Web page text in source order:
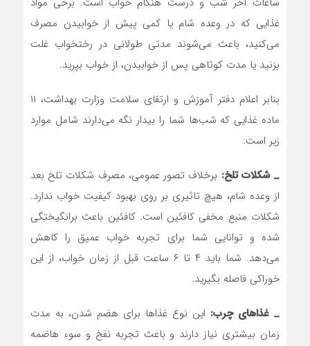
غذایی که در وعده‌ شام یا کمی پیش از خوابیدن مصرف
می‌کنید، باعث می‌شوند مدتی طولانی در رختخواب غلت
بزنید یا مدت کوتاهی پس از خوابیدن، از خواب بپرید.
بنابر اعلام دفتر آموزش و ارتقای سلامت وزارت بهداشت، ۱۱
ماده غذایی که شب‌ها شما را بیدار نگه می‌دارند شامل موارد
زیر است:
_ شکلات تلخ: برخلاف تصور عمومی، مصرف شکلات تلخ بعد
از وعده شام، هیچ تاثیری بر روی بهبود کیفیت خواب ندارد.
شکلات منبع مخفی کافئین است. کافئین باعث برانگیختگی
شده و توانایی شما برای تجربه خواب عمیق را کاهش
می‌دهد. شما باید ۴ تا ۶ ساعت قبل از زمان خواب، از این
خوراکی فاصله بگیرید.
_ غذاهای چرب: این نوع غذاها برای هضم شدن، به مدت
زمان بیشتری نیاز دارند و باعث تجربه نفخ و سوء هاضمه